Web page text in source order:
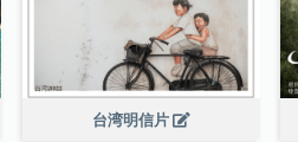
台湾明信片